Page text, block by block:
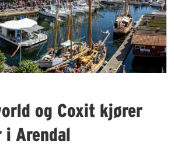
og Coxit kjører
i Arendal